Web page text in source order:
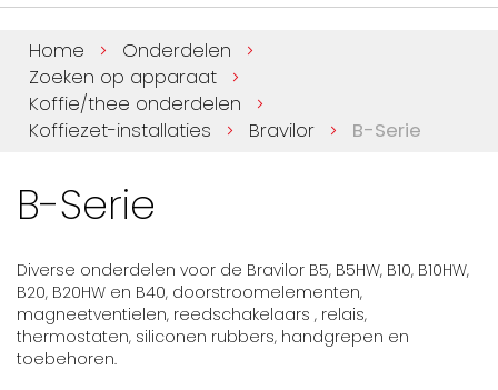
Home
Onderdelen
Zoeken op apparaat
Koffie/thee onderdelen
Koffiezet-installaties
Bravilor B-Serie
B-Serie
Diverse onderdelen voor de Bravilor B5, B5HW, B10, B10HW,
B20, B20HW en B40, doorstroomelementen,
magneetventielen, reedschakelaars , relais,
thermostaten, siliconen rubbers, handgrepen en
toebehoren.